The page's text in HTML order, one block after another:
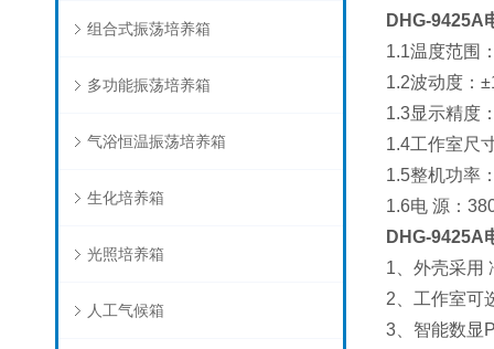
组合式振荡培养箱
多功能振荡培养箱
气浴恒温振荡培养箱
生化培养箱
光照培养箱
人工气候箱
DHG-9425A
1.1温度范围
1.2波动度：
1.3显示精度
1.4工作室尺
1.5整机功率
1.6电 源：
DHG-9425A
1、外壳采用
2、工作室可
3、智能数显